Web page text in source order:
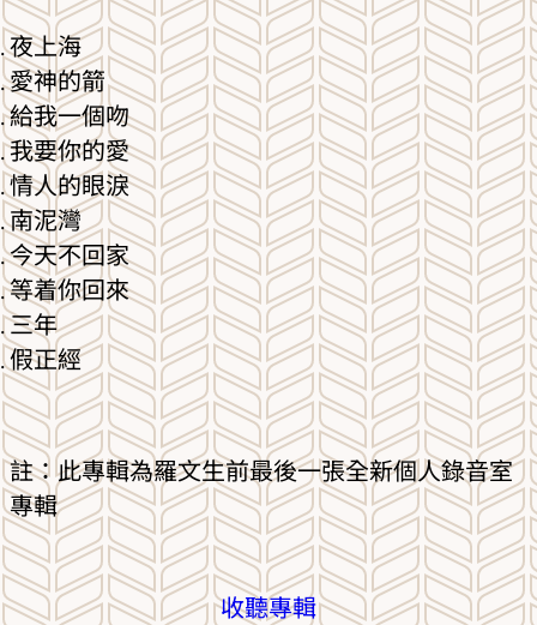
夜上海
愛神的箭
給我一個吻
我要你的愛
情人的眼淚
南泥灣
今天不回家
等着你回來
三年
假正經
註：此專輯為羅文生前最後一張全新個人錄音室
專輯
收聽專輯